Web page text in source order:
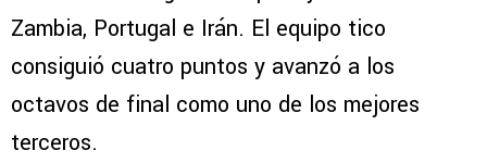
Zambia, Portugal e Irán. El equipo tico
consiguió cuatro puntos y avanzó a los
octavos de final como uno de los mejores
terceros.